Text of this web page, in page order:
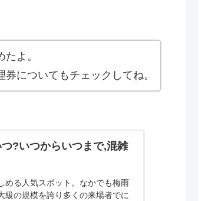
よ。
についてもチェックしてね。
?いつからいつまで,混雑
める人気スポット。なかでも梅雨
級の規模を誇り多くの来場者でに